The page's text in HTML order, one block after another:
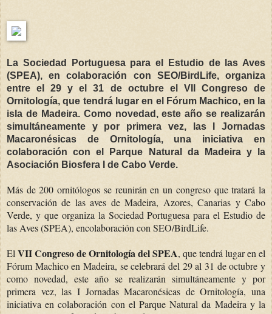
La Sociedad Portuguesa para el Estudio de las Aves
(SPEA), en colaboración con SEO/BirdLife, organiza
entre el 29 y el 31 de octubre el VII Congreso de
Ornitología, que tendrá lugar en el Fórum Machico, en la
isla de Madeira. Como novedad, este año se realizarán
simultáneamente y por primera vez, las I Jornadas
Macaronésicas de Ornitología, una iniciativa en
colaboración con el Parque Natural da Madeira y la
Asociación Biosfera I de Cabo Verde.
Más de 200 ornitólogos se reunirán en un congreso que tratará la
conservación de las aves deMadeira, Azores, Canarias y Cabo
Verde, y que organiza la Sociedad Portuguesa para el Estudio de
las Aves (SPEA), encolaboración con SEO/BirdLife.
El VII Congreso de Ornitología del SPEA, que tendrá lugar en el
Fórum MachicoenMadeira, se celebrará del 29 al 31 de octubre y
como novedad, este año se realizarán simultáneamente y por
primera vez, las I JornadasMacaronésicas de Ornitología, una
iniciativa en colaboración con el Parque Natural da Madeira y la